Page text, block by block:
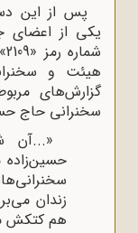
پس از این
یکی از اعضای
هیئت و
گزارش‌های
سخنرانی حاج
«...آن
زندان
هم کتکش